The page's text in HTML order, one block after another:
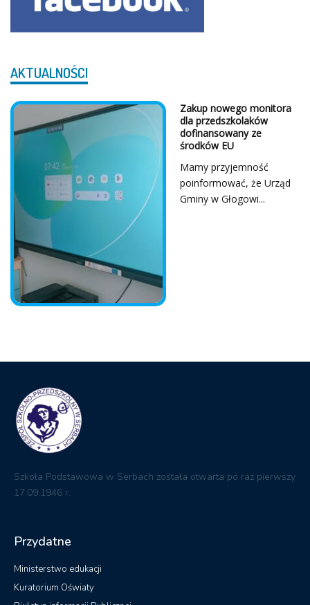
AKTUALNOŚCI
Z Serca Dziękujemy!
...
Szkoła Podstawowa w Serbach została otwarta po raz pierwszy
17.09.1946 r.
Przydatne
Ministerstwo edukacji
Kuratorium Oświaty